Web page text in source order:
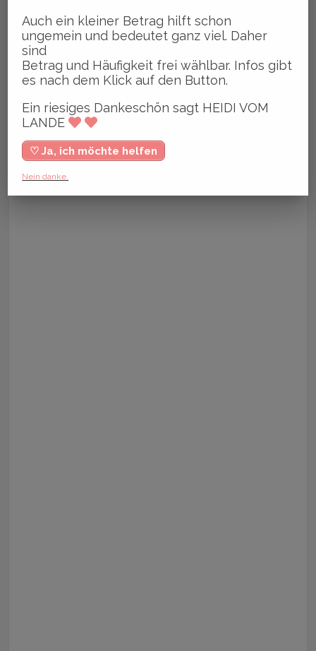
Auch ein kleiner Betrag hilft schon
ungemein und bedeutet ganz viel. Daher
sind
Betrag und Häufigkeit frei wählbar. Infos gibt
es nach dem Klick auf den Button.
Ein riesiges Dankeschön sagt HEIDI VOM
LANDE
♡ Ja, ich möchte helfen
Nein danke.